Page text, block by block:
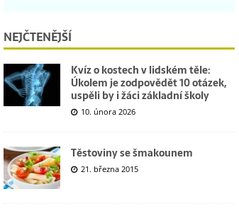
NEJČTENĚJŠÍ
Kvíz o kostech v lidském těle:
Úkolem je zodpovědět 10 otázek,
uspěli by i žáci základní školy
10. února 2026
Těstoviny se šmakounem
21. března 2015